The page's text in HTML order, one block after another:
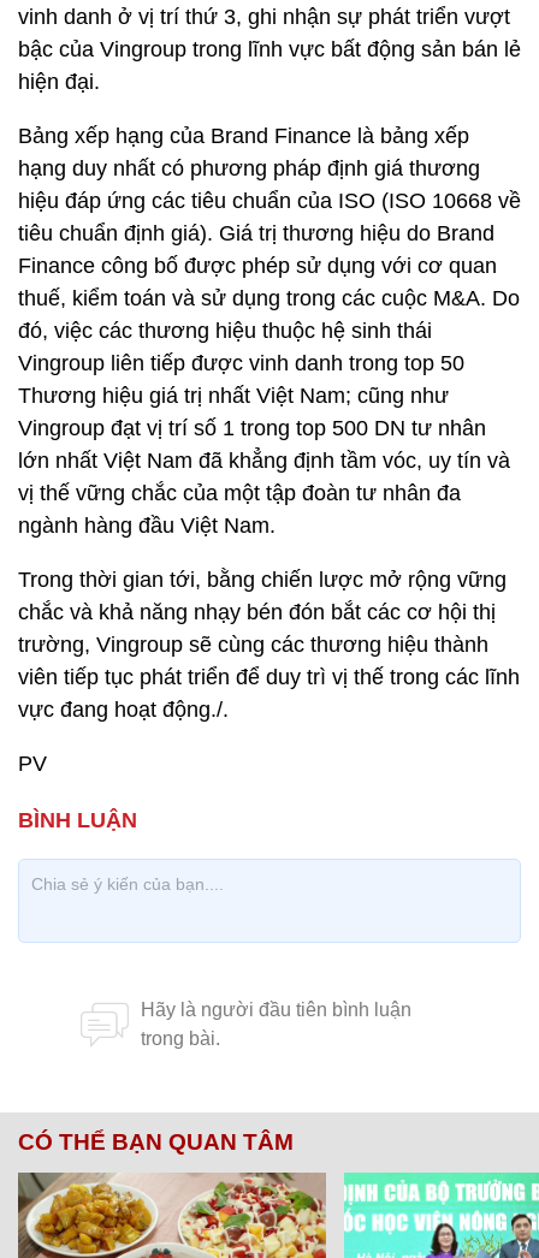
vinh danh ở vị trí thứ 3, ghi nhận sự phát triển vượt
bậc của Vingroup trong lĩnh vực bất động sản bán lẻ
hiện đại.
Bảng xếp hạng của Brand Finance là bảng xếp
hạng duy nhất có phương pháp định giá thương
hiệu đáp ứng các tiêu chuẩn của ISO (ISO 10668 về
tiêu chuẩn định giá). Giá trị thương hiệu do Brand
Finance công bố được phép sử dụng với cơ quan
thuế, kiểm toán và sử dụng trong các cuộc M&A. Do
đó, việc các thương hiệu thuộc hệ sinh thái
Vingroup liên tiếp được vinh danh trong top 50
Thương hiệu giá trị nhất Việt Nam; cũng như
Vingroup đạt vị trí số 1 trong top 500 DN tư nhân
lớn nhất Việt Nam đã khẳng định tầm vóc, uy tín và
vị thế vững chắc của một tập đoàn tư nhân đa
ngành hàng đầu Việt Nam.
Trong thời gian tới, bằng chiến lược mở rộng vững
chắc và khả năng nhạy bén đón bắt các cơ hội thị
trường, Vingroup sẽ cùng các thương hiệu thành
viên tiếp tục phát triển để duy trì vị thế trong các lĩnh
vực đang hoạt động./.
PV
CÓ THỂ BẠN QUAN TÂM